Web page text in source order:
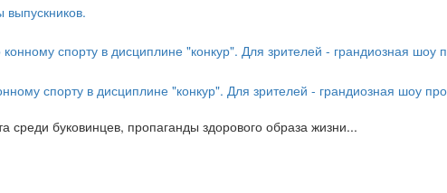
спорту в дисциплине "конкур". Для зрителей - грандиозная шоу
среди буковинцев, пропаганды здорового образа жизни...